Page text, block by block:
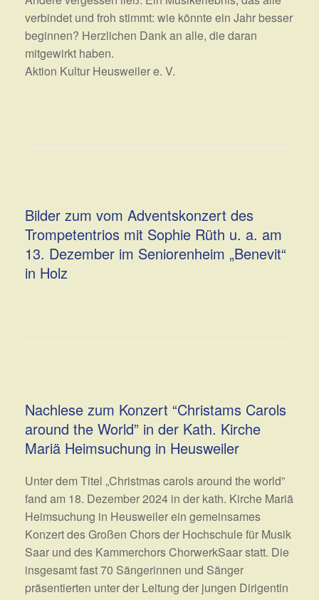
verbindet und froh stimmt: wie könnte ein Jahr besser
beginnen? Herzlichen Dank an alle, die daran
mitgewirkt haben.
Aktion Kultur Heusweiler e. V.
Bilder zum vom Adventskonzert des
Trompetentrios mit Sophie Rüth u. a. am
13. Dezember im Seniorenheim „Benevit“
in Holz
Nachlese zum Konzert “Christams Carols
around the World” in der Kath. Kirche
Mariä Heimsuchung in Heusweiler
Unter dem Titel „Christmas carols around the world”
fand am 18. Dezember 2024 in der kath. Kirche Mariä
Heimsuchung in Heusweiler ein gemeinsames
Konzert des Großen Chors der Hochschule für Musik
Saar und des Kammerchors ChorwerkSaar statt. Die
insgesamt fast 70 Sängerinnen und Sänger
präsentierten unter der Leitung der jungen Dirigentin